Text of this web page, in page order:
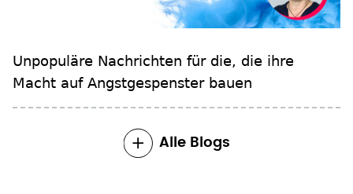
Unpopuläre Nachrichten für die, die ihre